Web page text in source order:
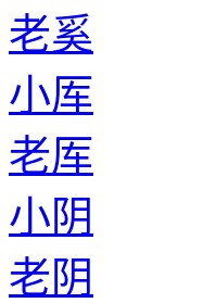
老奚
小厍
老厍
小阴
老阴